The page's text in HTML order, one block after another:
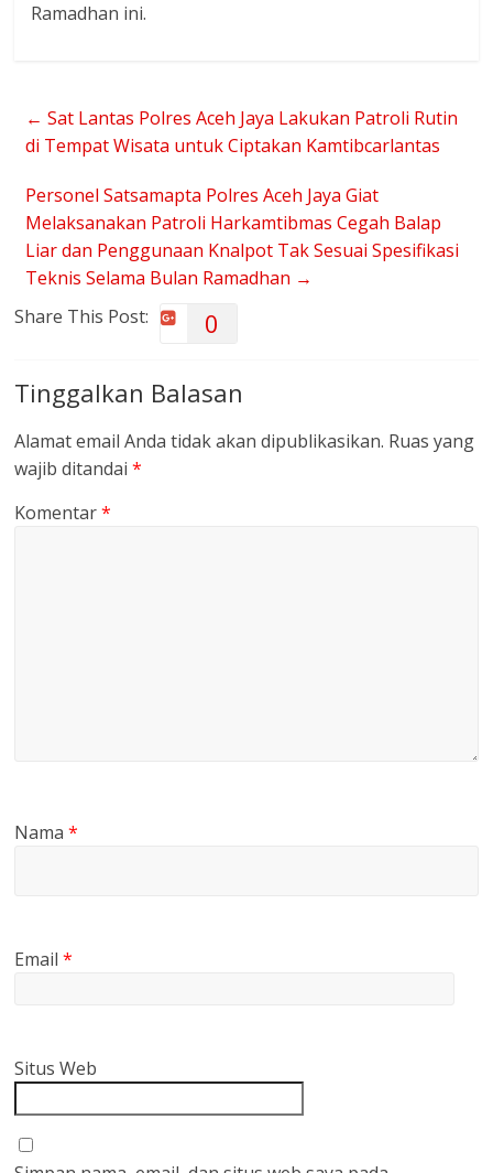
Ramadhan ini.
← Sat Lantas Polres Aceh Jaya Lakukan Patroli Rutin
di Tempat Wisata untuk Ciptakan Kamtibcarlantas
Personel Satsamapta Polres Aceh Jaya Giat
Melaksanakan Patroli Harkamtibmas Cegah Balap
Liar dan Penggunaan Knalpot Tak Sesuai Spesifikasi
Teknis Selama Bulan Ramadhan →
Share This Post:
0
Tinggalkan Balasan
Alamat email Anda tidak akan dipublikasikan. Ruas yang
wajib ditandai*
Komentar*
Nama*
Email*
Situs Web